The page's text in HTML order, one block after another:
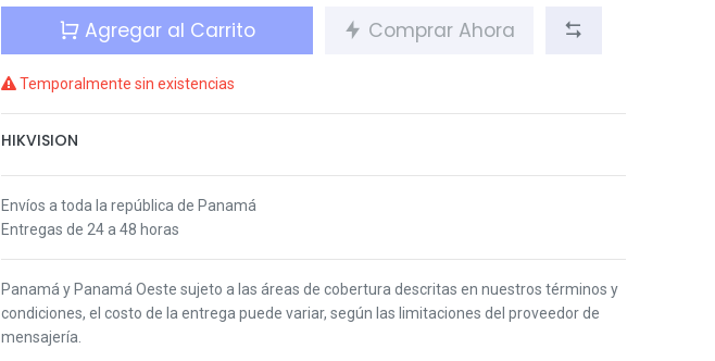
Agregar al Carrito Comprar Ahora
Temporalmente sin existencias
HIKVISION
Envíos a toda la república de Panamá
Entregas de 24 a 48 horas
Panamá y Panamá Oeste sujeto a las áreas de cobertura descritas en nuestros términos y
condiciones, el costo de la entrega puede variar, según las limitaciones del proveedor de
mensajería.